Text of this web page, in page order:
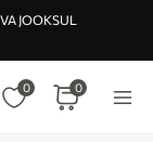
JOOKSUL
0 0